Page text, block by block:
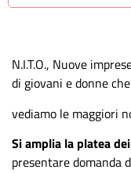
N.I.T.O., Nuove
di giovani e donne
vediamo le maggiori
Si amplia la platea
presentare domanda